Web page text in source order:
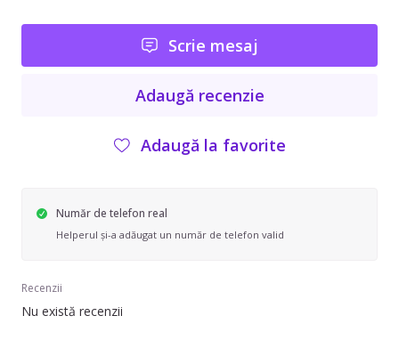
Scrie mesaj
Adaugă recenzie
Adaugă la favorite
Număr de telefon real
Helperul și-a adăugat un număr de telefon valid
Recenzii
Nu există recenzii